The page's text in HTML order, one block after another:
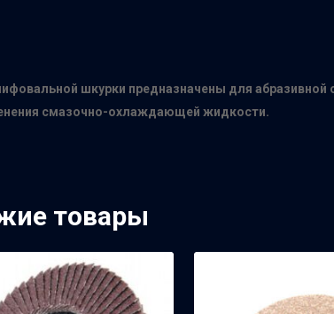
шкурки предназначены для абразивной
смазочно-охлаждающей жидкости.
товары